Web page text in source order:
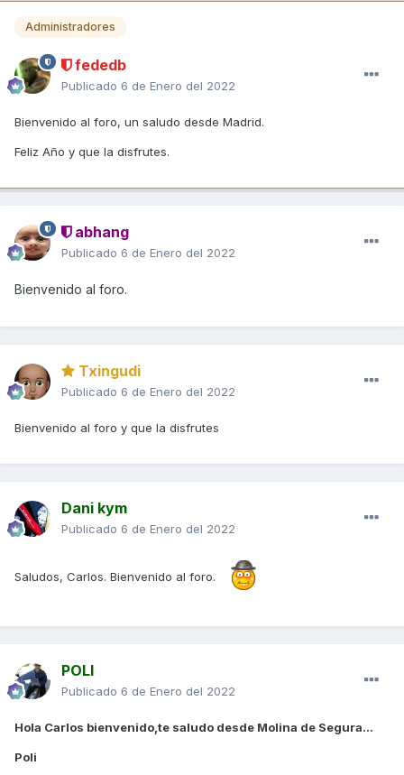
Administradores
fededb
Publicado 6 de Enero del 2022
Bienvenido al foro, un saludo desde Madrid.
Feliz Año y que la disfrutes.
abhang
Publicado 6 de Enero del 2022
Bienvenido al foro.
Txingudi
Publicado 6 de Enero del 2022
Bienvenido al foro y que la disfrutes
Dani kym
Publicado 6 de Enero del 2022
Saludos, Carlos. Bienvenido al foro.
POLI
Publicado 6 de Enero del 2022
Hola Carlos bienvenido,te saludo desde Molina de Segura...
Poli